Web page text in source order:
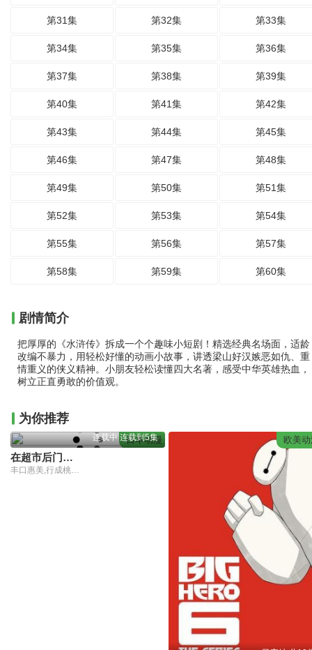
第31集 第32集 第33集
第34集 第35集 第36集
第37集 第38集 第39集
第40集 第41集 第42集
第43集 第44集 第45集
第46集 第47集 第48集
第49集 第50集 第51集
第52集 第53集 第54集
第55集 第56集 第57集
第58集 第59集 第60集
剧情简介
把厚厚的《水浒传》拆成一个个趣味小短剧！精选经典名场面，适龄
改编不暴力，用轻松好懂的动画小故事，讲透梁山好汉嫉恶如仇、重
情重义的侠义精神。小朋友轻松读懂四大名著，感受中华英雄热血，
树立正直勇敢的价值观。
为你推荐
日本动漫
连载中 连载到5集
在超市后门吸烟的二人
丰口惠美,行成桃姬,安田陆矢,佐藤拓也,星希成奏
欧美